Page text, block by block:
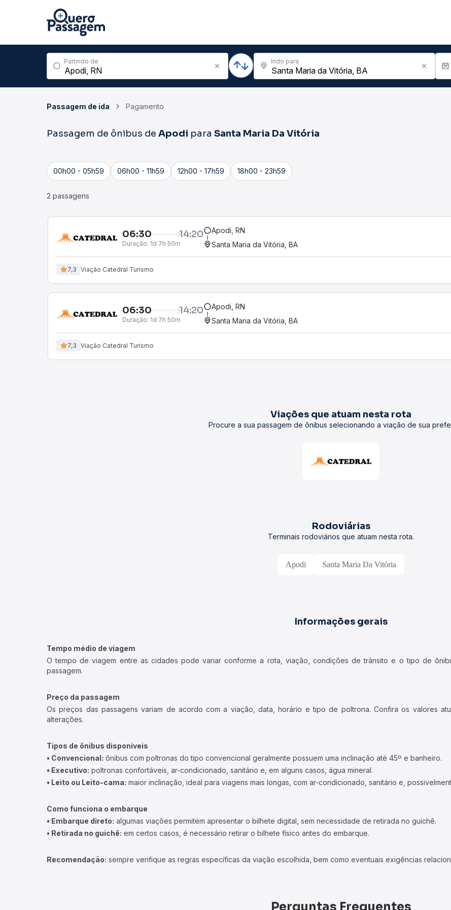
Partindo de Indo para
Passagem de ida Pagamento
Passagem de ônibus de Apodi para Santa Maria Da Vitória
00h00 - 05h59 06h00 - 11h59 12h00 - 17h59 18h00 - 23h59
2 passagens
06:30 14:20
Duração: 1d 7h 50m
Apodi, RN
Santa Maria da Vitória, BA
7,3 Viação Catedral Turismo
06:30 14:20
Duração: 1d 7h 50m
Apodi, RN
Santa Maria da Vitória, BA
7,3 Viação Catedral Turismo
Viações que atuam nesta rota
Procure a sua passagem de ônibus selecionando a viação de sua
Rodoviárias
Terminais rodoviários que atuam nesta rota.
Apodi Santa Maria Da Vitória
Informações gerais
Tempo médio de viagem
O tempo de viagem entre as cidades pode variar conforme a rota, viação, condições de trânsito e o tipo de
passagem.
Preço da passagem
Os preços das passagens variam de acordo com a viação, data, horário e tipo de poltrona. Confira os valores
alterações.
Tipos de ônibus disponíveis
• Convencional: ônibus com poltronas do tipo convencional geralmente possuem uma inclinação até 45º e banheiro.
• Executivo: poltronas confortáveis, ar-condicionado, sanitário e, em alguns casos, água mineral.
• Leito ou Leito-cama: maior inclinação, ideal para viagens mais longas, com ar-condicionado, sanitário e,
Como funciona o embarque
• Embarque direto: algumas viações permitem apresentar o bilhete digital, sem necessidade de retirada no guichê.
• Retirada no guichê: em certos casos, é necessário retirar o bilhete físico antes do embarque.
Recomendação: sempre verifique as regras específicas da viação escolhida, bem como eventuais exigências
Perguntas Frequentes